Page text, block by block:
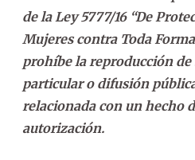
de la Ley 5777/16 “De
Mujeres contra Toda
prohíbe la reproducción
particular o difusión
relacionada con un hecho
autorización.